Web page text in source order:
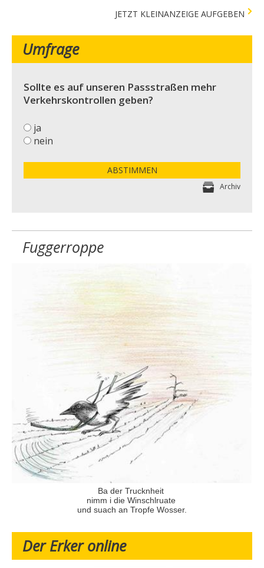
JETZT KLEINANZEIGE AUFGEBEN
Umfrage
Sollte es auf unseren Passstraßen mehr
Verkehrskontrollen geben?
ja
nein
ABSTIMMEN
Archiv
Fuggerroppe
Ba der Trucknheit
nimm i die Winschlruate
und suach an Tropfe Wosser.
Der Erker online